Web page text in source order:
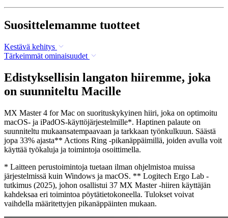
Suosittelemamme tuotteet
Kestävä kehitys
Tärkeimmät ominaisuudet
Edistyksellisin langaton hiiremme, joka
on suunniteltu Macille
MX Master 4 for Mac on suorituskykyinen hiiri, joka on optimoitu
macOS- ja iPadOS-käyttöjärjestelmille*. Haptinen palaute on
suunniteltu mukaansatempaavaan ja tarkkaan työnkulkuun. Säästä
jopa 33% ajasta** Actions Ring -pikanäppäimillä, joiden avulla voit
käyttää työkaluja ja toimintoja osoittimella.
* Laitteen perustoimintoja tuetaan ilman ohjelmistoa muissa
järjestelmissä kuin Windows ja macOS. ** Logitech Ergo Lab -
tutkimus (2025), johon osallistui 37 MX Master -hiiren käyttäjän
kahdeksaa eri toimintoa pöytätietokoneella. Tulokset voivat
vaihdella määritettyjen pikanäppäinten mukaan.